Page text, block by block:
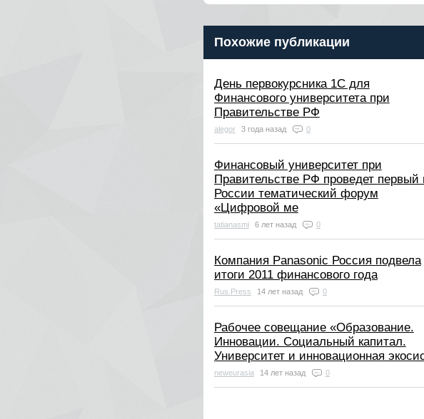
Похожие публикации
День первокурсника 1С для
Финансового университета при
Правительстве РФ
alegor 3 года назад 0
Финансовый университет при
Правительстве РФ проведет первый
России тематический форум
«Цифровой ме
tatianasmi 6 лет назад 0
Компания Panasonic Россия подвела
итоги 2011 финансового года
Rus.Press 14 лет назад 0
Рабочее совещание «Образование.
Инновации. Социальный капитал.
Университет и инновационная
neweurasia 14 лет назад 0